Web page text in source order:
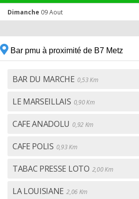
Dimanche 09 Aout
Bar pmu à proximité de B7 Metz
BAR DU MARCHE 0,53 Km
LE MARSEILLAIS 0,90 Km
CAFE ANADOLU 0,92 Km
CAFE POLIS 0,93 Km
TABAC PRESSE LOTO 2,00 Km
LA LOUISIANE 2,06 Km